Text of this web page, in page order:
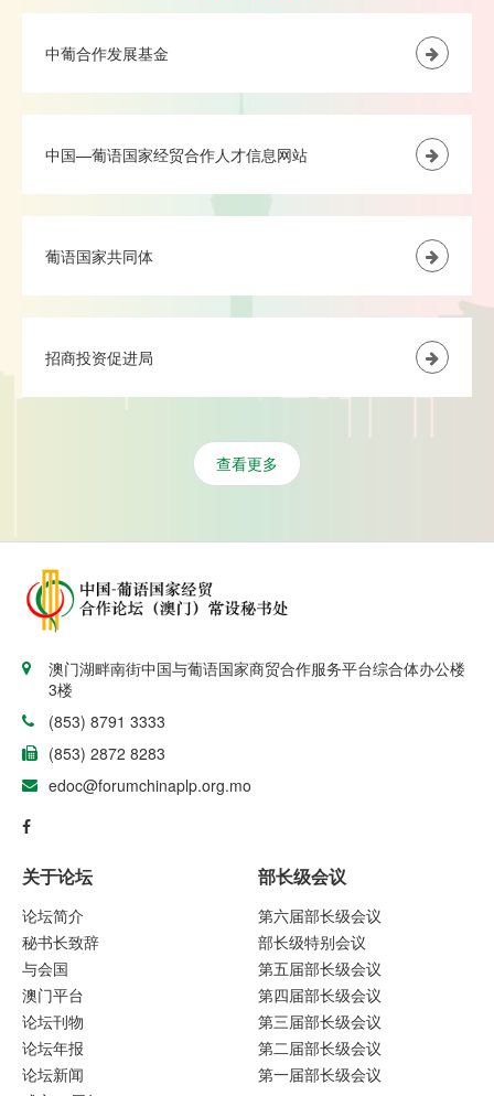
中葡合作发展基金
中国—葡语国家经贸合作人才信息网站
葡语国家共同体
招商投资促进局
查看更多
澳门湖畔南街中国与葡语国家商贸合作服务平台综合体办公楼
3楼
(853) 8791 3333
(853) 2872 8283
edoc@forumchinaplp.org.mo
关于论坛
论坛简介
秘书长致辞
与会国
澳门平台
论坛刊物
论坛年报
论坛新闻
部长级会议
第六届部长级会议
部长级特别会议
第五届部长级会议
第四届部长级会议
第三届部长级会议
第二届部长级会议
第一届部长级会议